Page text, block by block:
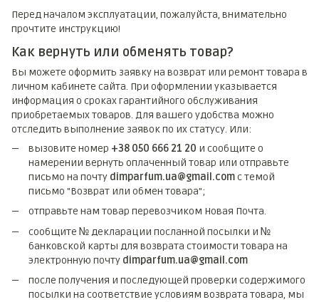
Перед началом эксплуатации, пожалуйста, внимательно
прочтите инструкцию!
Как вернуть или обменять товар?
Вы можете оформить заявку на возврат или ремонт товара в
личном кабинете сайта. При оформлении указывается
информация о сроках гарантийного обслуживания
приобретаемых товаров. Для вашего удобства можно
отследить выполнение заявок по их статусу. Или:
вызовите номер +38 050 666 21 20 и сообщите о
намерении вернуть оплаченный товар или отправьте
письмо на почту dimparfum.ua@gmail.comс темой
письмо "Возврат или обмен товара";
отправьте нам товар перевозчиком Новая Почта.
сообщите № декларации посланной посылки и №
банковской карты для возврата стоимости товара на
электронную почту dimparfum.ua@gmail.com
после получения и последующей проверки содержимого
посылки на соответствие условиям возврата товара, мы